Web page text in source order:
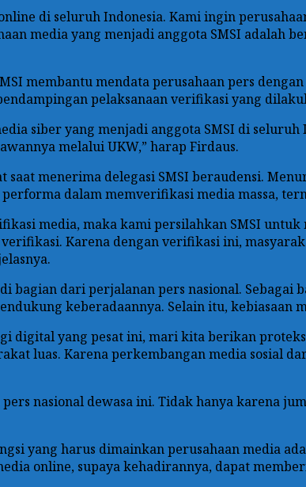
di seluruh Indonesia. Kami ingin
media yang menjadi anggota SMSI adalah
membantu mendata perusahaan pers
pelaksanaan verifikasi yang
siber yang menjadi anggota SMSI di
melalui UKW,” harap Firdaus.
menerima delegasi SMSI beraudensi.
dalam memverifikasi media massa,
media, maka kami persilahkan SMSI
Karena dengan verifikasi ini,
bagian dari perjalanan pers nasional.
keberadaannya. Selain itu, kebiasaan
digital yang pesat ini, mari kita berikan
luas. Karena perkembangan media sosial
nasional dewasa ini. Tidak hanya karena
yang harus dimainkan perusahaan media
online, supaya kehadirannya, dapat